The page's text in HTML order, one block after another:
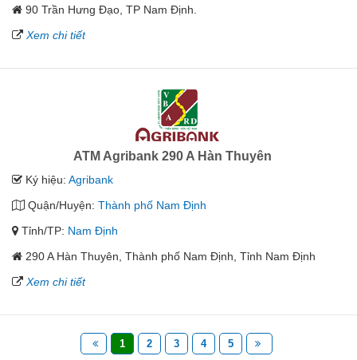
90 Trần Hưng Đạo, TP Nam Định.
Xem chi tiết
ATM Agribank 290 A Hàn Thuyên
Ký hiệu: Agribank
Quận/Huyện: Thành phố Nam Định
Tỉnh/TP: Nam Định
290 A Hàn Thuyên, Thành phố Nam Định, Tỉnh Nam Định
Xem chi tiết
1 2 3 4 5